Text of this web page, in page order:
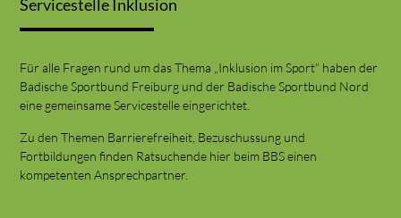
Servicestelle Inklusion
Für alle Fragen rund um das Thema „Inklusion im Sport“ haben der
Badische Sportbund Freiburg und der Badische Sportbund Nord
eine gemeinsame Servicestelle eingerichtet.
Zu den Themen Barrierefreiheit, Bezuschussung und
Fortbildungen finden Ratsuchende hier beim BBS einen
kompetenten Ansprechpartner.